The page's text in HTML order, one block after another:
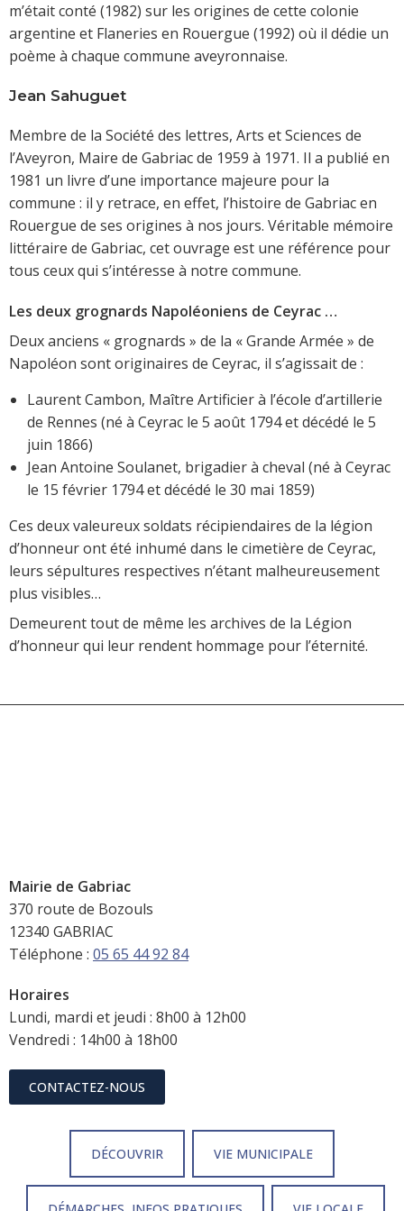
m’était conté (1982) sur les origines de cette colonie
argentine et Flaneries en Rouergue (1992) où il dédie un
poème à chaque commune aveyronnaise.
Jean Sahuguet
Membre de la Société des lettres, Arts et Sciences de
l’Aveyron, Maire de Gabriac de 1959 à 1971. Il a publié en
1981 un livre d’une importance majeure pour la
commune : il y retrace, en effet, l’histoire de Gabriac en
Rouergue de ses origines à nos jours. Véritable mémoire
littéraire de Gabriac, cet ouvrage est une référence pour
tous ceux qui s’intéresse à notre commune.
Les deux grognards Napoléoniens de Ceyrac …
Deux anciens « grognards » de la « Grande Armée » de
Napoléon sont originaires de Ceyrac, il s’agissait de :
Laurent Cambon, Maître Artificier à l’école d’artillerie
de Rennes (né à Ceyrac le 5 août 1794 et décédé le 5
juin 1866)
Jean Antoine Soulanet, brigadier à cheval (né à Ceyrac
le 15 février 1794 et décédé le 30 mai 1859)
Ces deux valeureux soldats récipiendaires de la légion
d’honneur ont été inhumé dans le cimetière de Ceyrac,
leurs sépultures respectives n’étant malheureusement
plus visibles…
Demeurent tout de même les archives de la Légion
d’honneur qui leur rendent hommage pour l’éternité.
Mairie de Gabriac
370 route de Bozouls
12340 GABRIAC
Téléphone : 05 65 44 92 84
Horaires
Lundi, mardi et jeudi : 8h00 à 12h00
Vendredi : 14h00 à 18h00
CONTACTEZ-NOUS
DÉCOUVRIR VIE MUNICIPALE